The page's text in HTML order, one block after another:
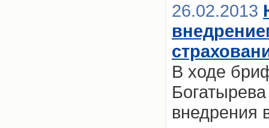
26.02.2013
В ходе
внедрения